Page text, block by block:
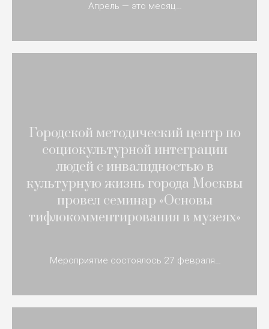
Апрель — это месяц…
Городской методический центр по
социокультурной интеграции
людей с инвалидностью в
культурную жизнь города Москвы
провел семинар «Основы
тифлокомментирования в музеях»
Мероприятие состоялось 27 февраля…